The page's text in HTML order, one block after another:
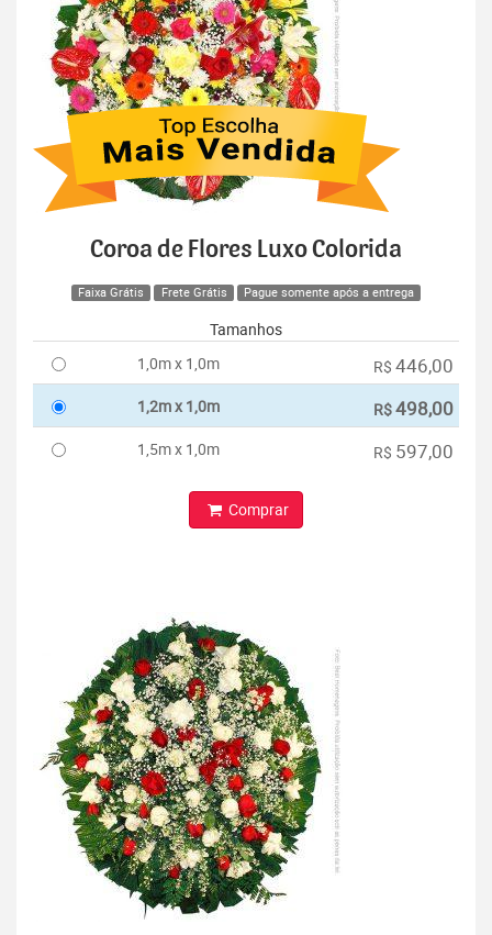
Coroa de Flores Luxo Colorida
Faixa Grátis Frete Grátis Pague somente após a entrega
Tamanhos
1,0m x 1,0m
R$ 446,00
1,2m x 1,0m R$498,00
1,5m x 1,0m R$ 597,00
Comprar